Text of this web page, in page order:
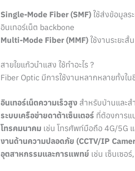
Single-Mode Fiber (SMF)ใช้ส่งข้อมูลร
อินเทอร์เน็ต backbone
Multi-Mode Fiber (MMF)ใช้งานระยะสั้
สายใยแก้วนำแสง ใช้ทำอะไร ?
Fiber Optic มีการใช้งานหลากหลายทั้งใ
อินเทอร์เน็ตความเร็วสูงสำหรับบ้านและส
ระบบเครือข่ายดาต้าเซ็นเตอร์ที่ต้องการแ
โทรคมนาคม เช่น โทรศัพท์มือถือ 4G/5G
งานด้านความปลอดภัย (CCTV/IP
อุตสาหกรรมและการแพทย์เช่น เซ็นเซอ